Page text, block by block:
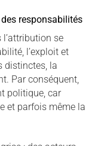
responsabilités
l’attribution se
l’exploit et
distinctes, la
Par conséquent,
politique, car
et parfois même la